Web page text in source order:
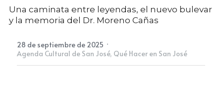
Newsletter
Una caminata entre leyendas, el nuevo bulevar
y la memoria del Dr. Moreno Cañas
28 de septiembre de 2025 ·
Agenda Cultural de San José, Qué Hacer en San José